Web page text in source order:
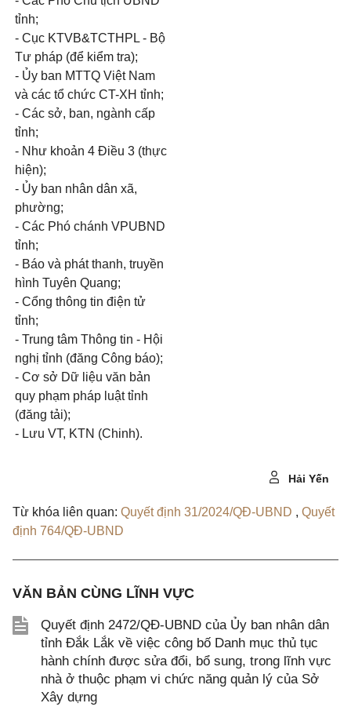
tỉnh;
- Cục KTVB&TCTHPL - Bộ
Tư pháp (để kiểm tra);
- Ủy ban MTTQ Việt Nam
và các tổ chức CT-XH tỉnh;
- Các sở, ban, ngành cấp
tỉnh;
- Như khoản 4 Điều 3 (thực
hiện);
- Ủy ban nhân dân xã,
phường;
- Các Phó chánh VPUBND
tỉnh;
- Báo và phát thanh, truyền
hình Tuyên Quang;
- Cổng thông tin điện tử
tỉnh;
- Trung tâm Thông tin - Hội
nghị tỉnh (đăng Công báo);
- Cơ sở Dữ liệu văn bản
quy phạm pháp luật tỉnh
(đăng tải);
- Lưu VT, KTN (Chinh).
Hải Yến
Từ khóa liên quan: Quyết định 31/2024/QĐ-UBND , Quyết
định 764/QĐ-UBND
VĂN BẢN CÙNG LĨNH VỰC
Quyết định 2472/QĐ-UBND của Ủy ban nhân dân
tỉnh Đắk Lắk về việc công bố Danh mục thủ tục
hành chính được sửa đổi, bổ sung, trong lĩnh vực
nhà ở thuộc phạm vi chức năng quản lý của Sở
Xây dựng